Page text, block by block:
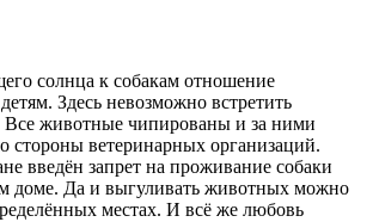
солнца к собакам отношение
Здесь невозможно встретить
Все животные чипированы и за ними
стороны ветеринарных организаций.
введён запрет на проживание собаки
доме. Да и выгуливать животных можно
местах. И всё же любовь